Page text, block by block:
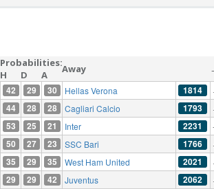
Probabilities:
H
D A Away
42 29 30 Hellas Verona 1814
44 28 28 Cagliari Calcio 1793
53 25 21 Inter 2231
50 27 23 SSC Bari 1766
35 29 35 West Ham United 2021
29 29 42 Juventus 2062